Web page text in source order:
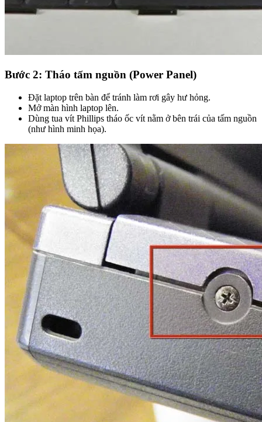
Bước 2: Tháo tấm nguồn (Power Panel)
Đặt laptop trên bàn để tránh làm rơi gây hư hỏng.
Mở màn hình laptop lên.
Dùng tua vít Phillips tháo ốc vít nằm ở bên trái của tấm nguồn
(như hình minh họa).